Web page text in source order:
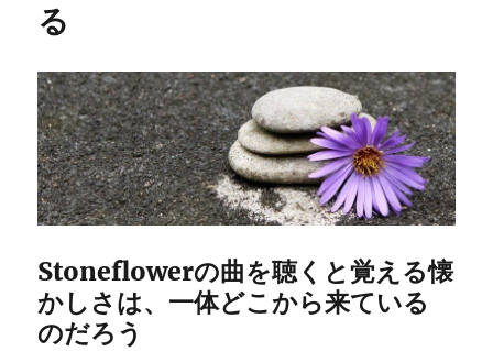
る
Stoneflowerの曲を聴くと覚える懐
かしさは、一体どこから来ている
のだろう